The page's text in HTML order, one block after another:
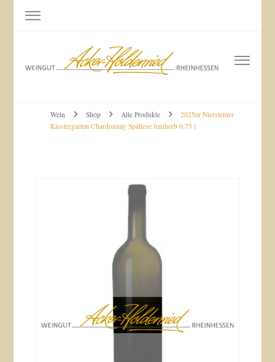
Weingut Acker-Holdenried
Bodenheim RHEINHESSEN
Wein Shop Alle Produkte
2025er Niersteiner
Klostergarten Chardonnay Spätlese feinherb 0,75 l